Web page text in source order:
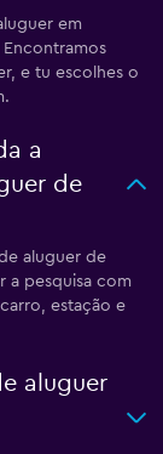
em
e tu escolhes o
a
de
aluguer de
a pesquisa com
estação e
aluguer